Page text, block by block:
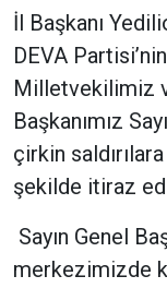
İl Başkanı
DEVA
Milletvekilimiz
Başkanımız
çirkin
şekilde itiraz
Sayın Genel
merkezimizde